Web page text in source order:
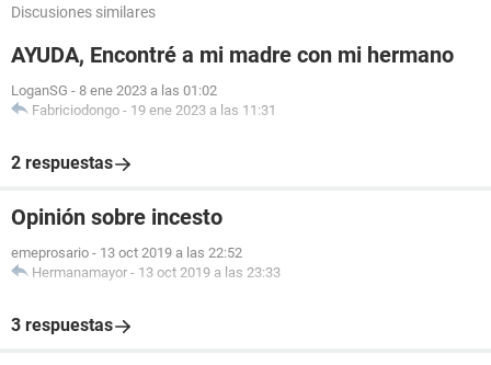
Discusiones similares
AYUDA, Encontré a mi madre con mi hermano
LoganSG - 8 ene 2023 a las 01:02
Fabriciodongo - 19 ene 2023 a las 11:31
2 respuestas
Opinión sobre incesto
emeprosario - 13 oct 2019 a las 22:52
Hermanamayor - 13 oct 2019 a las 23:33
3 respuestas